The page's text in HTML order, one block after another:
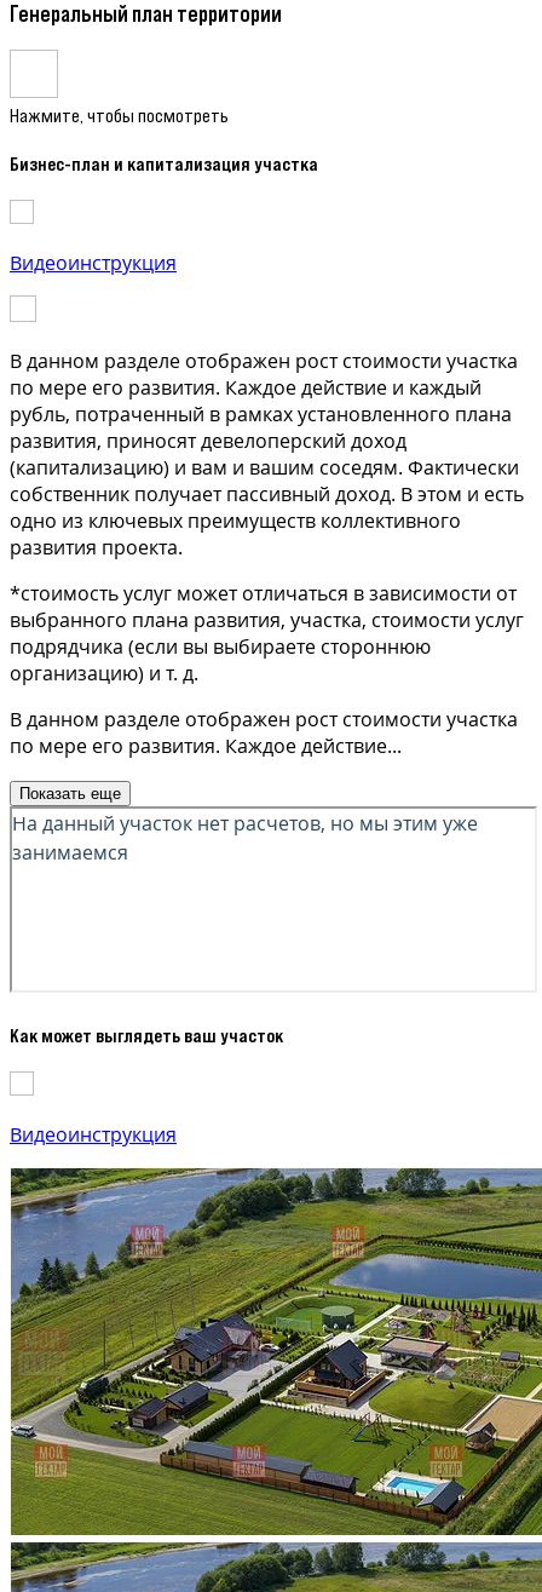
Генеральный план территории
Нажмите, чтобы посмотреть
Бизнес-план и капитализация участка
Видеоинструкция
В данном разделе отображен рост стоимости участка
по мере его развития. Каждое действие и каждый
рубль, потраченный в рамках установленного плана
развития, приносят девелоперский доход
(капитализацию) и вам и вашим соседям. Фактически
собственник получает пассивный доход. В этом и есть
одно из ключевых преимуществ коллективного
развития проекта.
*стоимость услуг может отличаться в зависимости от
выбранного плана развития, участка, стоимости услуг
подрядчика (если вы выбираете стороннюю
организацию) и т. д.
В данном разделе отображен рост стоимости участка
по мере его развития. Каждое действие...
Показать еще
Как может выглядеть ваш участок
Видеоинструкция